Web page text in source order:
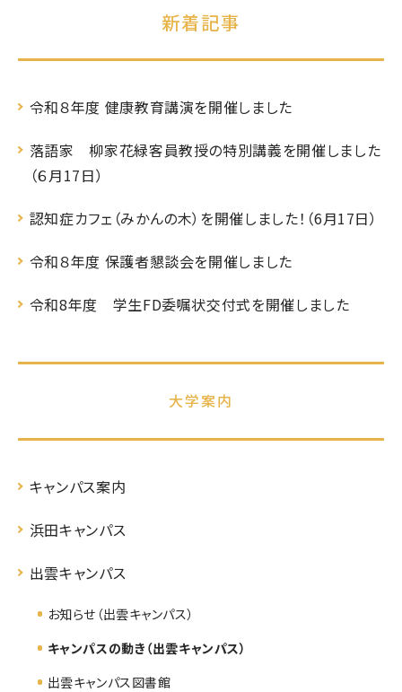
新着記事
令和８年度 健康教育講演を開催しました
落語家 柳家花緑客員教授の特別講義を開催しました
（６月17日）
認知症カフェ（みかんの木）を開催しました！（6月17日）
令和８年度 保護者懇談会を開催しました
令和8年度 学生FD委嘱状交付式を開催しました
大学案内
キャンパス案内
浜田キャンパス
出雲キャンパス
お知らせ（出雲キャンパス）
キャンパスの動き（出雲キャンパス）
出雲キャンパス図書館